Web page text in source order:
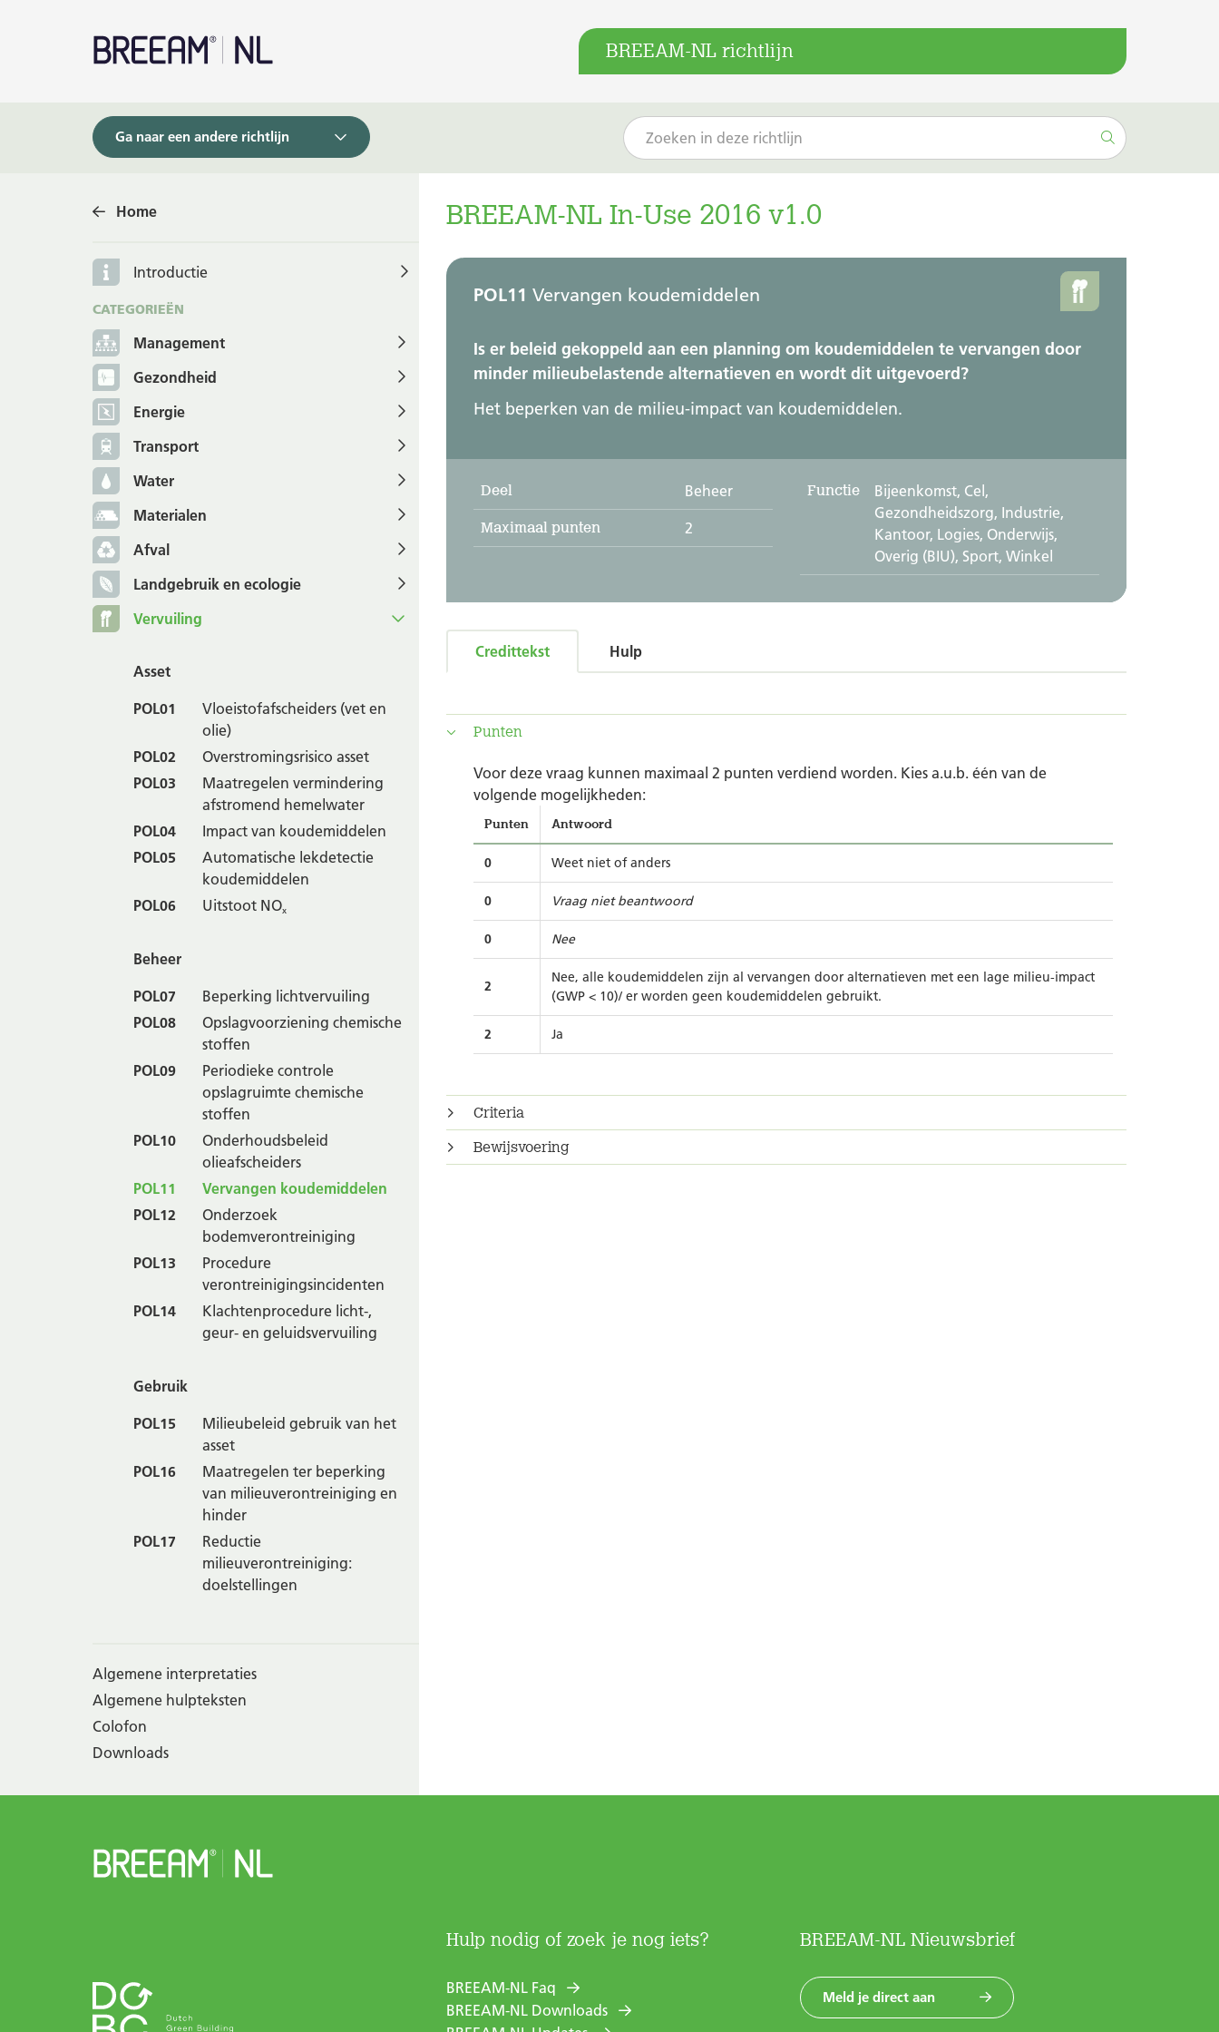
BREEAM-NL richtlijn
Ga naar een andere richtlijn
BREEAM-NL In-Use 2016 v1.0
POL11 Vervangen koudemiddelen
Is er beleid gekoppeld aan een planning om koudemiddelen te vervangen door
minder milieubelastende alternatieven en wordt dit uitgevoerd?
Het beperken van de milieu-impact van koudemiddelen.
Deel Beheer
Maximaal punten 2
Functie
Bijeenkomst, Cel,
Gezondheidszorg, Industrie,
Kantoor, Logies, Onderwijs,
Overig (BIU), Sport, Winkel
Credittekst Hulp
Punten
Voor deze vraag kunnen maximaal 2 punten verdiend worden. Kies a.u.b. één van de
volgende mogelijkheden:
Punten Antwoord
0 Weet niet of anders
0 Vraag niet beantwoord
0 Nee
2
Nee, alle koudemiddelen zijn al vervangen door alternatieven met een lage milieu-impact
(GWP < 10)/ er worden geen koudemiddelen gebruikt.
2 Ja
Criteria
Bewijsvoering
Home
Introductie
CATEGORIEËN
Management
Gezondheid
Energie
Transport
Water
Materialen
Afval
Landgebruik en ecologie
Vervuiling
Asset
POL01
Vloeistofafscheiders (vet en
olie)
POL02
Overstromingsrisico asset
POL03
Maatregelen vermindering
afstromend hemelwater
POL04
Impact van koudemiddelen
POL05
Automatische lekdetectie
koudemiddelen
POL06
Uitstoot NOx
Beheer
POL07
Beperking lichtvervuiling
POL08
Opslagvoorziening chemische
stoffen
POL09
Periodieke controle
opslagruimte chemische
stoffen
POL10
Onderhoudsbeleid
olieafscheiders
POL11
Vervangen koudemiddelen
POL12
Onderzoek
bodemverontreiniging
POL13
Procedure
verontreinigingsincidenten
POL14
Klachtenprocedure licht-,
geur- en geluidsvervuiling
Gebruik
POL15
Milieubeleid gebruik van het
asset
POL16
Maatregelen ter beperking
van milieuverontreiniging en
hinder
POL17
Reductie
milieuverontreiniging:
doelstellingen
Algemene interpretaties
Algemene hulpteksten
Colofon
Downloads
Hulp nodig of zoek je nog iets?
BREEAM-NL Faq
BREEAM-NL Downloads
BREEAM-NL Nieuwsbrief
Meld je direct aan